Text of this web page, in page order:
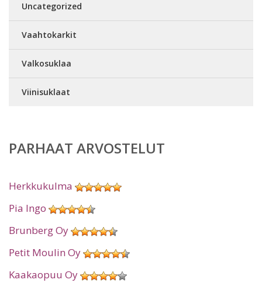
Uncategorized
Vaahtokarkit
Valkosuklaa
Viinisuklaat
PARHAAT ARVOSTELUT
Herkkukulma
Pia Ingo
Brunberg Oy
Petit Moulin Oy
Kaakaopuu Oy